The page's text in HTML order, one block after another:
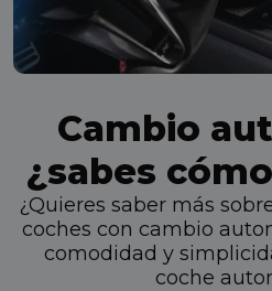
Cambio
¿sabes
¿Quieres saber más
coches con cambio
comodidad y
coche